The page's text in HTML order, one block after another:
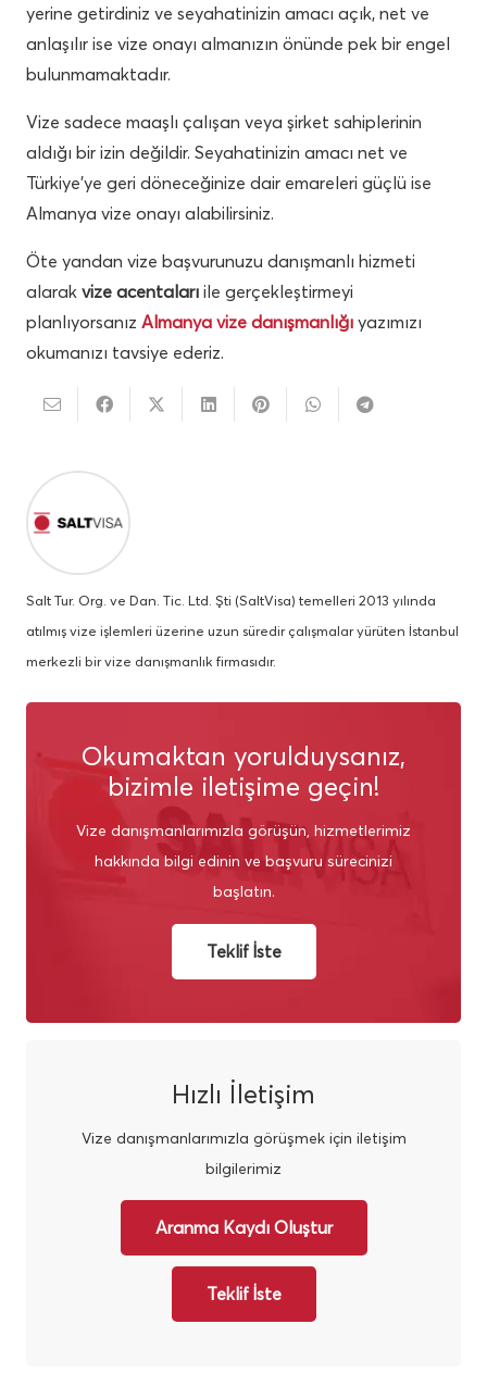
yerine getirdiniz ve seyahatinizin amacı açık, net ve
anlaşılır ise vize onayı almanızın önünde pek bir engel
bulunmamaktadır.
Vize sadece maaşlı çalışan veya şirket sahiplerinin
aldığı bir izin değildir. Seyahatinizin amacı net ve
Türkiye’ye geri döneceğinize dair emareleri güçlü ise
Almanya vize onayı alabilirsiniz.
Öte yandan vize başvurunuzu danışmanlı hizmeti
alarak vize acentaları ile gerçekleştirmeyi
planlıyorsanız Almanya vize danışmanlığı yazımızı
okumanızı tavsiye ederiz.
Salt Tur. Org. ve Dan. Tic. Ltd. Şti (SaltVisa) temelleri 2013 yılında
atılmış vize işlemleri üzerine uzun süredir çalışmalar yürüten İstanbul
merkezli bir vize danışmanlık firmasıdır.
Okumaktan yorulduysanız,
bizimle iletişime geçin!
Vize danışmanlarımızla görüşün, hizmetlerimiz
hakkında bilgi edinin ve başvuru sürecinizi
başlatın.
Teklif İste
Hızlı İletişim
Vize danışmanlarımızla görüşmek için iletişim
bilgilerimiz
Aranma Kaydı Oluştur
Teklif İste